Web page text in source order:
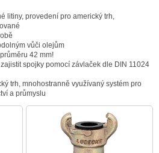
litiny, provedení pro americký trh,
vůči olejům
42 mm!
spojky pomocí závlaček dle DIN 11024
trh, mnohostranně využívaný systém pro
a průmyslu